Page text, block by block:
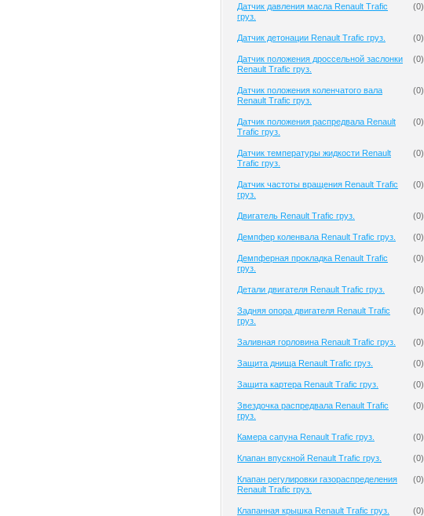
Датчик давления масла Renault Trafic
груз.
(0)
Датчик детонации Renault Trafic груз. (0)
Датчик положения дроссельной заслонки
Renault Trafic груз.
(0)
Датчик положения коленчатого вала
Renault Trafic груз.
(0)
Датчик положения распредвала Renault
Trafic груз.
(0)
Датчик температуры жидкости Renault
Trafic груз.
(0)
Датчик частоты вращения Renault Trafic
груз.
(0)
Двигатель Renault Trafic груз. (0)
Демпфер коленвала Renault Trafic груз. (0)
Демпферная прокладка Renault Trafic
груз.
(0)
Детали двигателя Renault Trafic груз. (0)
Задняя опора двигателя Renault Trafic
груз.
(0)
Заливная горловина Renault Trafic груз. (0)
Защита днища Renault Trafic груз. (0)
Защита картера Renault Trafic груз. (0)
Звездочка распредвала Renault Trafic
груз.
(0)
Камера сапуна Renault Trafic груз. (0)
Клапан впускной Renault Trafic груз. (0)
Клапан регулировки газораспределения
Renault Trafic груз.
(0)
Клапанная крышка Renault Trafic груз. (0)